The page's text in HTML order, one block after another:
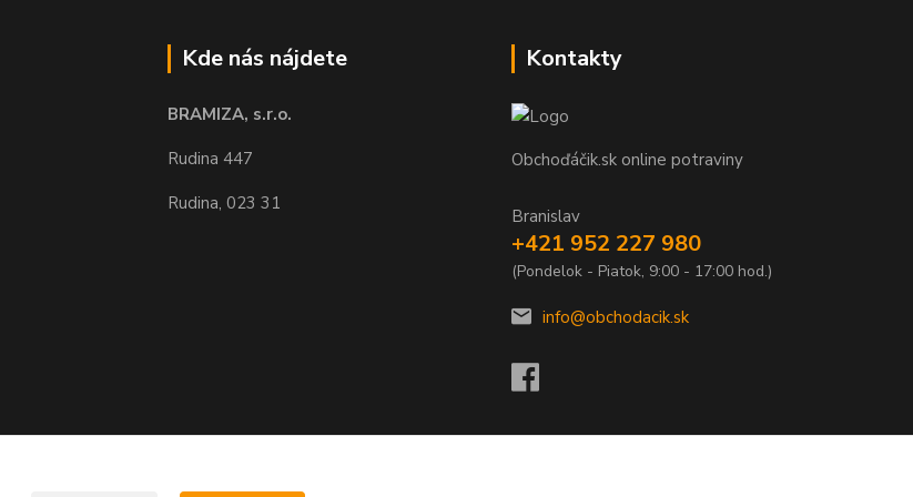
Kde nás nájdete
BRAMIZA, s.r.o.
Rudina 447
Rudina, 023 31
Kontakty
Obchoďáčik.sk online potraviny
Branislav
+421 952 227 980
(Pondelok - Piatok, 9:00 - 17:00 hod.)
info@obchodacik.sk